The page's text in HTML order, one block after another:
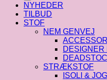
NYHEDER
TILBUD
STOF
NEM GENVEJ
DESIGNER
STRÆKSTOF
ISOLI &